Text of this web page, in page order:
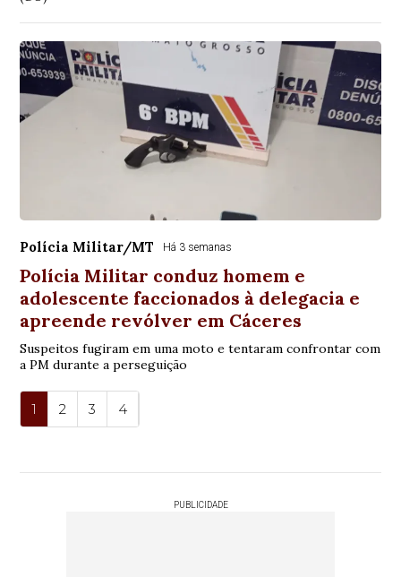
Polícia Militar/MT Há 3 semanas
Polícia Militar conduz homem e
adolescente faccionados à delegacia e
apreende revólver em Cáceres
Suspeitos fugiram em uma moto e tentaram confrontar com
a PM durante a perseguição
1 2 3 4
PUBLICIDADE